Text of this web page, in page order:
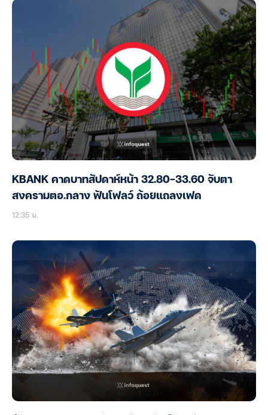
KBANK คาดบาทสัปดาห์หน้า 32.80-33.60 จับตา
สงครามตอ.กลาง ฟันโฟลว์ ถ้อยแถลงเฟด
12:35 น.